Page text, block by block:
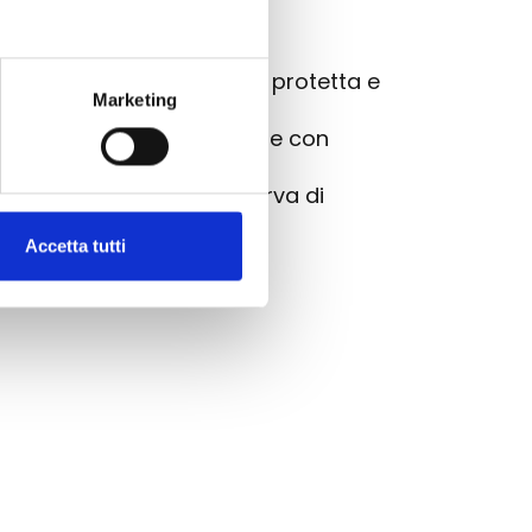
Marketing
Accetta tutti
donne.
vetro zaffiro, corona protetta e
numeri romani e lancette con
il movimento, con riserva di